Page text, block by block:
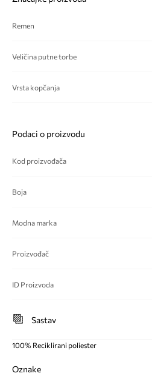
Remen
Veličina putne torbe
Vrsta kopčanja
Podaci o proizvodu
Kod proizvođača
Boja
Modna marka
Proizvođač
ID Proizvoda
Sastav
100% Reciklirani poliester
Oznake